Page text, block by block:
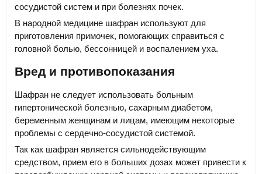
сосудистой систем и при болезнях почек.
В народной медицине шафран используют для
приготовления примочек, помогающих справиться с
головной болью, бессонницей и воспалением уха.
Вред и противопоказания
Шафран не следует использовать больным
гипертонической болезнью, сахарным диабетом,
беременным женщинам и лицам, имеющим некоторые
проблемы с сердечно-сосудистой системой.
Так как шафран является сильнодействующим
средством, прием его в больших дозах может привести к